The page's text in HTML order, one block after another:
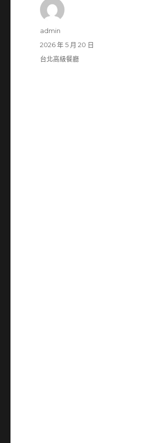
作
admin
發
佈
2026 年 5 月 20 日
分
台北高級餐廳